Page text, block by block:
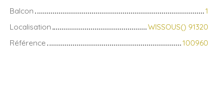
Balcon
1
Localisation
WISSOUS() 91320
Référence
100960